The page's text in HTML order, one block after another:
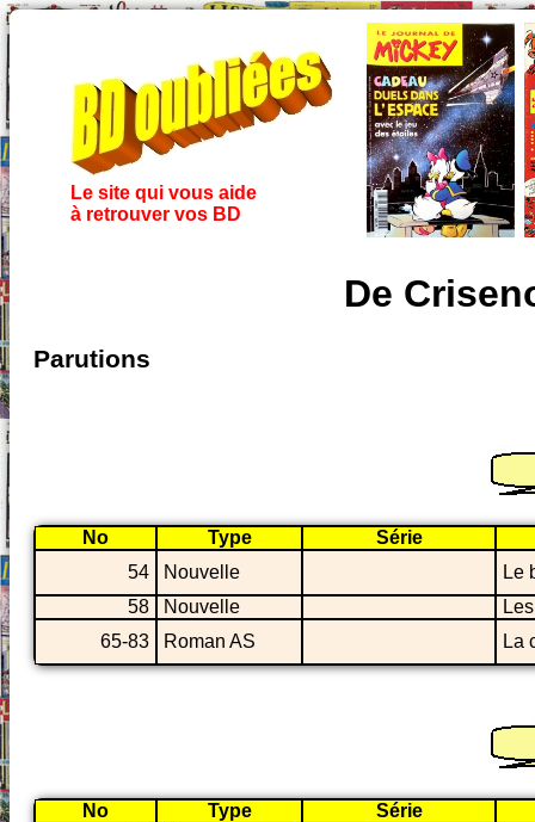
Le site qui vous aide
à retrouver vos BD
De
Parutions
No Type
Série
54
Nouvelle
Le
58
Nouvelle
65-83
Roman AS La
No Type
Série